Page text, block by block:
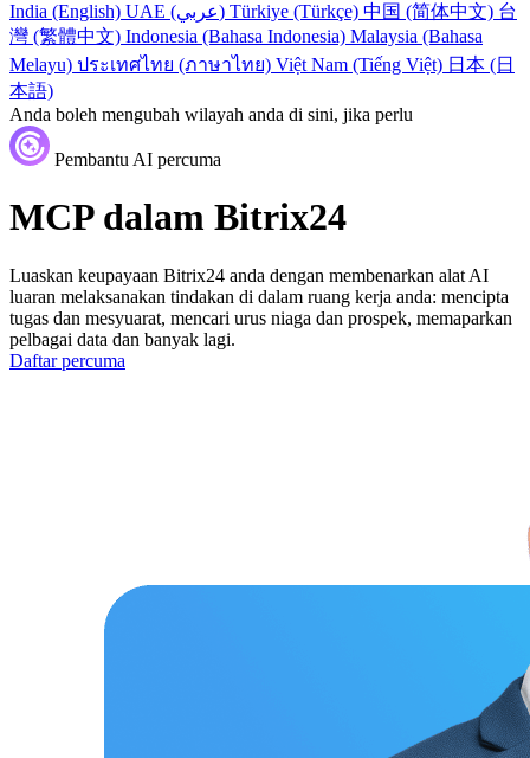
India (English)
UAE (عربي) Türkiye (Türkçe) 中国 (简体中文) 台
灣 (繁體中文) Indonesia (Bahasa Indonesia) Malaysia (Bahasa
Melayu) ประเทศไทย (ภาษาไทย) Việt Nam (Tiếng Việt) 日本 (日
本語)
Anda boleh mengubah wilayah anda di sini, jika perlu
Pembantu AI percuma
MCP dalam Bitrix24
Luaskan keupayaan Bitrix24 anda dengan membenarkan alat AI
luaran melaksanakan tindakan di dalam ruang kerja anda: mencipta
tugas dan mesyuarat, mencari urus niaga dan prospek, memaparkan
pelbagai data dan banyak lagi.
Daftar percuma